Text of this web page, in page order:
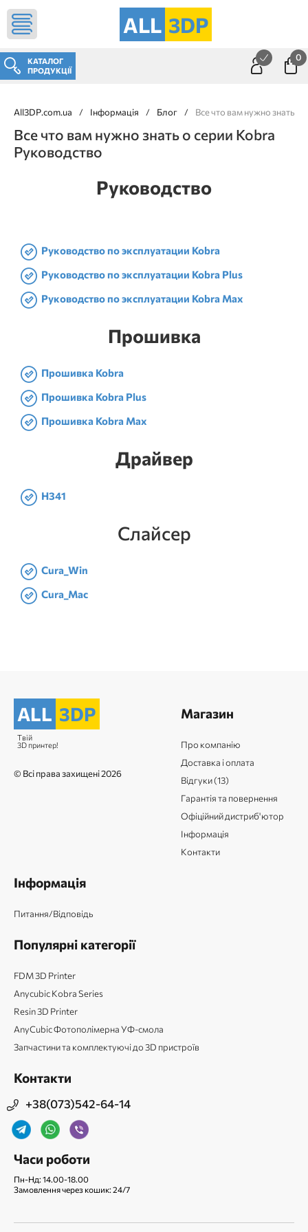
ALL 3DP
КАТАЛОГ
ПРОДУКЦІЇ
0
All3DP.com.ua / Інформація / Блог / Все что вам нужно знать о
Все что вам нужно знать о серии Kobra
Руководство
Руководство
Руководство по эксплуатации Kobra
Руководство по эксплуатации Kobra Plus
Руководство по эксплуатации Kobra Max
Прошивка
Прошивка Kobra
Прошивка Kobra Plus
Прошивка Kobra Max
Драйвер
H341
Слайсер
Cura_Win
Cura_Mac
ALL 3DP
Твій
3D принтер!
© Всі права захищені 2026
Магазин
Про компанію
Доставка і оплата
Відгуки (13)
Гарантія та повернення
Офіційний дистриб'ютор
Інформація
Контакти
Інформація
Питання/Відповідь
Популярні категорії
FDM 3D Printer
Anycubic Kobra Series
Resin 3D Printer
AnyCubic Фотополімерна УФ-смола
Запчастини та комплектуючі до 3D пристроїв
Контакти
+38(073)542-64-14
Часи роботи
Пн-Нд: 14.00-18.00
Замовлення через кошик: 24/7